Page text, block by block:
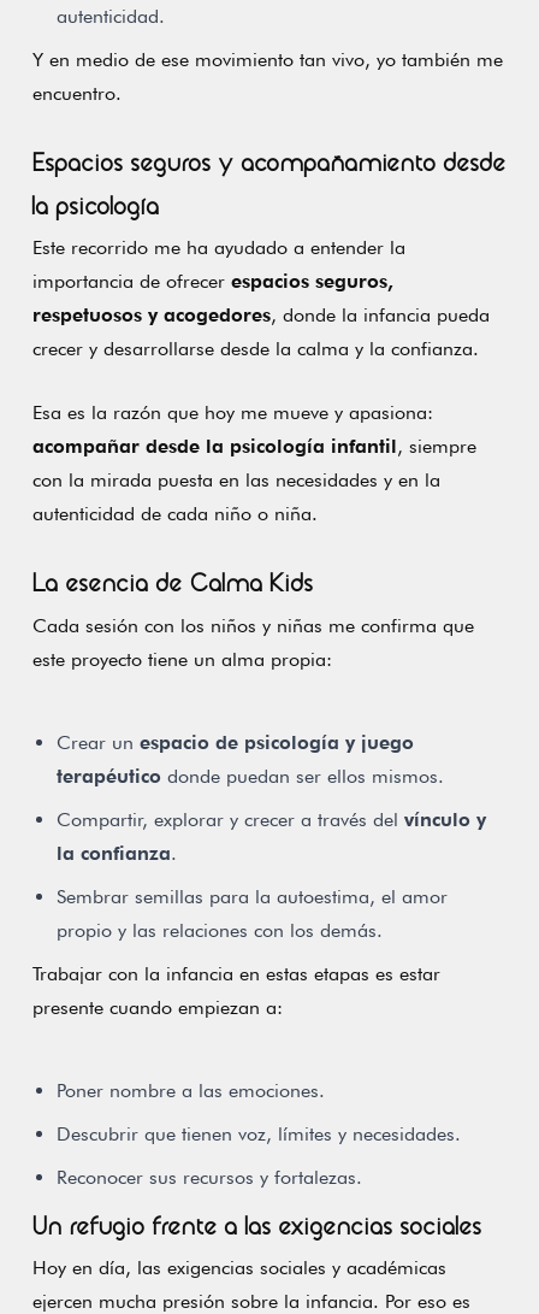
autenticidad.
Y en medio de ese movimiento tan vivo, yo también me
encuentro.
Espacios seguros y acompañamiento desde
la psicología
Este recorrido me ha ayudado a entender la
importancia de ofrecer espacios seguros,
respetuosos y acogedores, donde la infancia pueda
crecer y desarrollarse desde la calma y la confianza.
Esa es la razón que hoy me mueve y apasiona:
acompañar desde la psicología infantil, siempre
con la mirada puesta en las necesidades y en la
autenticidad de cada niño o niña.
La esencia de Calma Kids
Cada sesión con los niños y niñas me confirma que
este proyecto tiene un alma propia:
Crear un espacio de psicología y juego
terapéutico donde puedan ser ellos mismos.
Compartir, explorar y crecer a través del vínculo y
la confianza.
Sembrar semillas para la autoestima, el amor
propio y las relaciones con los demás.
Trabajar con la infancia en estas etapas es estar
presente cuando empiezan a:
Poner nombre a las emociones.
Descubrir que tienen voz, límites y necesidades.
Reconocer sus recursos y fortalezas.
Un refugio frente a las exigencias sociales
Hoy en día, las exigencias sociales y académicas
ejercen mucha presión sobre la infancia. Por eso es